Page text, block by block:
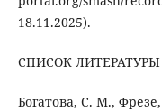
18.11.2025).
СПИСОК ЛИТЕРАТУРЫ
Богатова, С. М.,